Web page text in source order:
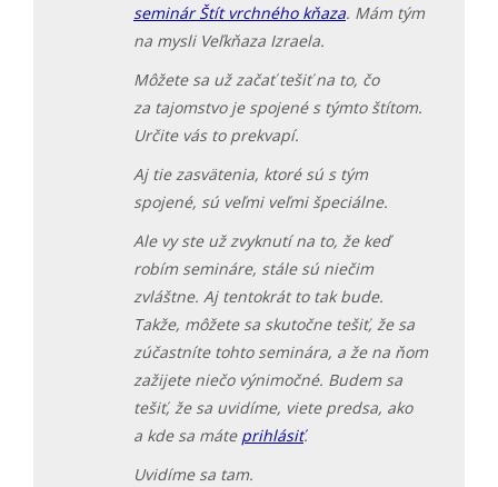
seminár Štít vrchného kňaza. Mám tým
na mysli Veľkňaza Izraela.
Môžete sa už začať tešiť na to, čo
za tajomstvo je spojené s týmto štítom.
Určite vás to prekvapí.
Aj tie zasvätenia, ktoré sú s tým
spojené, sú veľmi veľmi špeciálne.
Ale vy ste už zvyknutí na to, že keď
robím semináre, stále sú niečim
zvláštne. Aj tentokrát to tak bude.
Takže, môžete sa skutočne tešiť, že sa
zúčastníte tohto seminára, a že na ňom
zažijete niečo výnimočné. Budem sa
tešiť, že sa uvidíme, viete predsa, ako
a kde sa máte prihlásiť.
Uvidíme sa tam.